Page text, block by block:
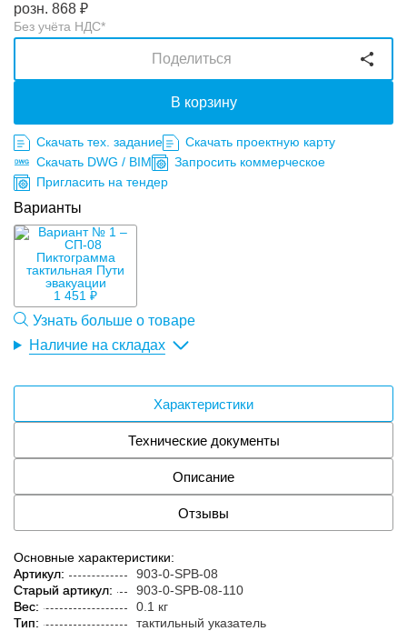
розн. 868 ₽
Без учёта НДС*
В корзину
Поделиться
Скачать тех. задание
Скачать проектную карту
Скачать DWG / BIM
Запросить коммерческое
Пригласить на тендер
Варианты
1 451 ₽
Узнать больше о товаре
Наличие на складах
Характеристики
Технические документы
Описание
Отзывы
Основные характеристики:
Артикул:
903-0-SPB-08
Старый артикул:
903-0-SPB-08-110
Вес:
0.1 кг
Тип:
тактильный указатель